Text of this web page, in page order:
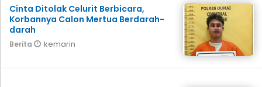
Cinta Ditolak Celurit Berbicara,
Korbannya Calon Mertua Berdarah-
darah
Berita kemarin